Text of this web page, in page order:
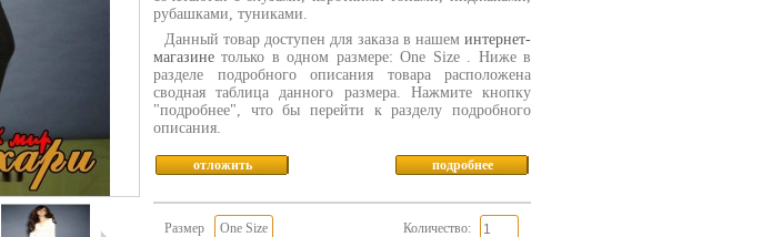
рубашками, туниками.
Данный товар доступен для заказа в нашем интернет-
магазине только в одном размере: One Size . Ниже в
разделе подробного описания товара расположена
сводная таблица данного размера. Нажмите кнопку
"подробнее", что бы перейти к разделу подробного
описания.
отложить подробнее
Размер One Size
Количество: